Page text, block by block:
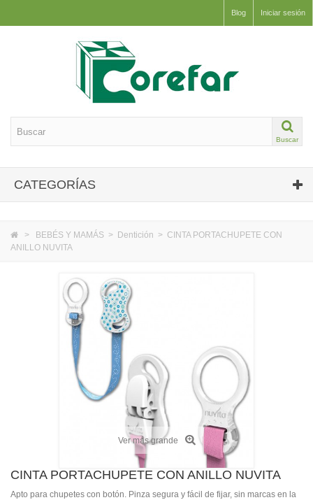
Iniciar sesión
Blog
Buscar
CATEGORÍAS
> BEBÉS Y MAMÁS > Dentición > CINTA PORTACHUPETE CON
ANILLO NUVITA
Ver más grande
CINTA PORTACHUPETE CON ANILLO NUVITA
Apto para chupetes con botón. Pinza segura y fácil de fijar, sin marcas en la